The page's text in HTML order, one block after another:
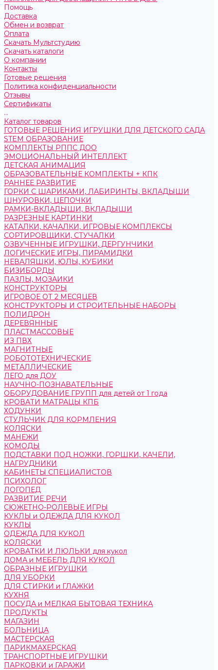
Помощь
Доставка
Обмен и возврат
Оплата
Скачать Мультстудию
Скачать каталоги
О компании
Контакты
Готовые решения
Политика конфиденциальности
Отзывы
Сертификаты
...
Каталог товаров
ГОТОВЫЕ РЕШЕНИЯ ИГРУШКИ ДЛЯ ДЕТСКОГО САДА
STEM ОБРАЗОВАНИЕ
КОМПЛЕКТЫ РППС ДОО
ЭМОЦИОНАЛЬНЫЙ ИНТЕЛЛЕКТ
ДЕТСКАЯ АНИМАЦИЯ
ОБРАЗОВАТЕЛЬНЫЕ КОМПЛЕКТЫ + КПК
РАННЕЕ РАЗВИТИЕ
ГОРКИ С ШАРИКАМИ, ЛАБИРИНТЫ, ВКЛАДЫШИ
ШНУРОВКИ, ЦЕПОЧКИ
РАМКИ-ВКЛАДЫШИ, ВКЛАДЫШИ
РАЗРЕЗНЫЕ КАРТИНКИ
КАТАЛКИ, КАЧАЛКИ, ИГРОВЫЕ КОМПЛЕКСЫ
СОРТИРОВЩИКИ, СТУЧАЛКИ
ОЗВУЧЕННЫЕ ИГРУШКИ, ДЕРГУНЧИКИ
ЛОГИЧЕСКИЕ ИГРЫ, ПИРАМИДКИ
НЕВАЛЯШКИ, ЮЛЫ, КУБИКИ
БИЗИБОРДЫ
ПАЗЛЫ, МОЗАИКИ
КОНСТРУКТОРЫ
ИГРОВОЕ ОТ 2 МЕСЯЦЕВ
КОНСТРУКТОРЫ И СТРОИТЕЛЬНЫЕ НАБОРЫ
ПОЛИДРОН
ДЕРЕВЯННЫЕ
ПЛАСТМАССОВЫЕ
ИЗ ПВХ
МАГНИТНЫЕ
РОБОТОТЕХНИЧЕСКИЕ
МЕТАЛЛИЧЕСКИЕ
ЛЕГО для ДОУ
НАУЧНО-ПОЗНАВАТЕЛЬНЫЕ
ОБОРУДОВАНИЕ ГРУПП для детей от 1 года
КРОВАТИ МАТРАЦЫ КПБ
ХОДУНКИ
СТУЛЬЧИК ДЛЯ КОРМЛЕНИЯ
КОЛЯСКИ
МАНЕЖИ
КОМОДЫ
ПОДСТАВКИ ПОД НОЖКИ, ГОРШКИ, КАЧЕЛИ,
НАГРУДНИКИ
КАБИНЕТЫ СПЕЦИАЛИСТОВ
ПСИХОЛОГ
ЛОГОПЕД
РАЗВИТИЕ РЕЧИ
СЮЖЕТНО-РОЛЕВЫЕ ИГРЫ
КУКЛЫ и ОДЕЖДА ДЛЯ КУКОЛ
КУКЛЫ
ОДЕЖДА ДЛЯ КУКОЛ
КОЛЯСКИ
КРОВАТКИ И ЛЮЛЬКИ для кукол
ДОМА и МЕБЕЛЬ ДЛЯ КУКОЛ
ОБРАЗНЫЕ ИГРУШКИ
ДЛЯ УБОРКИ
ДЛЯ СТИРКИ и ГЛАЖКИ
КУХНЯ
ПОСУДА и МЕЛКАЯ БЫТОВАЯ ТЕХНИКА
ПРОДУКТЫ
МАГАЗИН
БОЛЬНИЦА
МАСТЕРСКАЯ
ПАРИКМАХЕРСКАЯ
ТРАНСПОРТНЫЕ ИГРУШКИ
ПАРКОВКИ и ГАРАЖИ